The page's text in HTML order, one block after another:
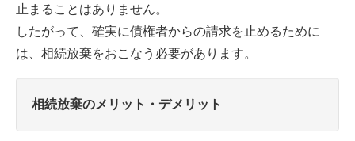
止まることはありません。
したがって、確実に債権者からの請求を止めるために
は、相続放棄をおこなう必要があります。
相続放棄のメリット・デメリット